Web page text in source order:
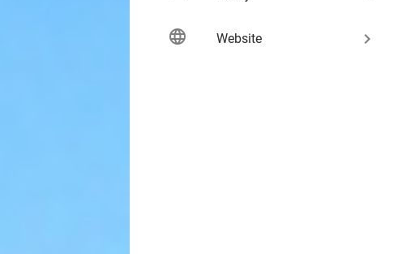
language Website keyboard_arrow_right